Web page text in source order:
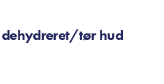
dehydreret/tør hud